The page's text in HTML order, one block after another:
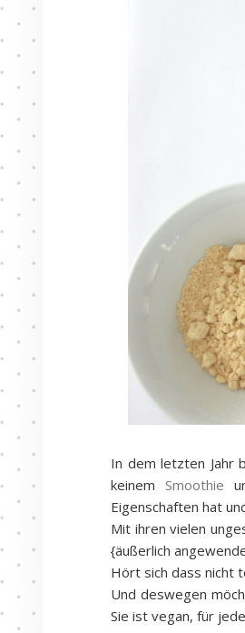
In dem letzten Jahr
keinemSmoothie
Eigenschaften hat
Mit ihren vielen
{äußerlich
Hört sich dass nicht
Und deswegen
Sie ist vegan, für